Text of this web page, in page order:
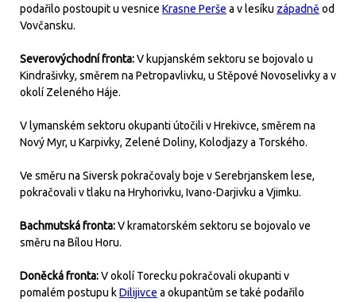
podařilo postoupit u vesnice Krasne Perše a v lesíku západně od
Vovčansku.
Severovýchodní fronta:V kupjanském sektoru se bojovalo u
Kindrašivky, směrem na Petropavlivku, u Stěpové Novoselivky a v
okolí Zeleného Háje.
V lymanském sektoru okupanti útočili v Hrekivce, směrem na
Nový Myr, u Karpivky, Zelené Doliny, Kolodjazy a Torského.
Ve směru na Siversk pokračovaly boje v Serebrjanskem lese,
pokračovali v tlaku na Hryhorivku, Ivano-Darjivku a Vjimku.
Bachmutská fronta:V kramatorském sektoru se bojovalo ve
směru na Bílou Horu.
Doněcká fronta:V okolí Torecku pokračovali okupanti v
pomalém postupu kDilijivce a okupantům se také podařilo